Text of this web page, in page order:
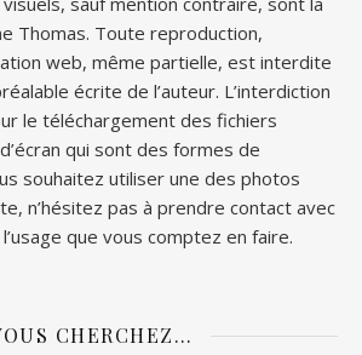
Thomas. Toute reproduction,
web, même partielle, est interdite
écrite de l’auteur. L’interdiction
le téléchargement des fichiers
qui sont des formes de
souhaitez utiliser une des photos
n’hésitez pas à prendre contact avec
que vous comptez en faire.
CHERCHEZ…